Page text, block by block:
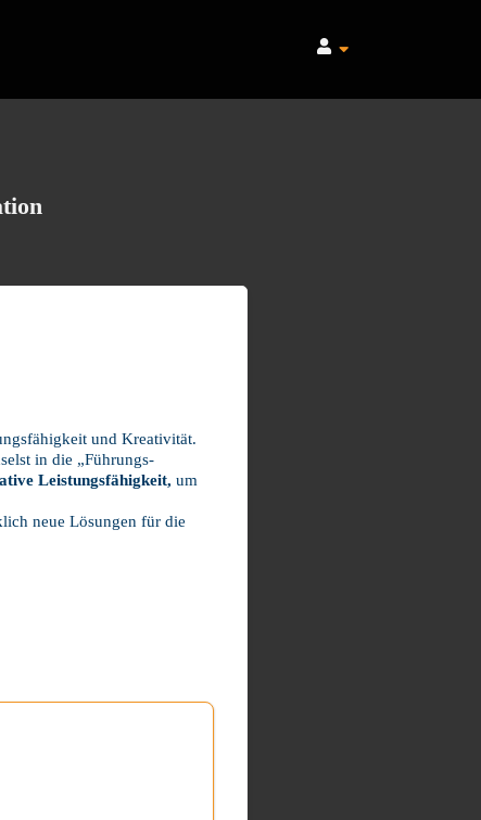
und Kreativität.
in die „Führungs-
Leistungsfähigkeit, um
neue Lösungen für die